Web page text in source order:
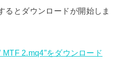
るとダウンロードが開始しま
2.mq4”をダウンロード